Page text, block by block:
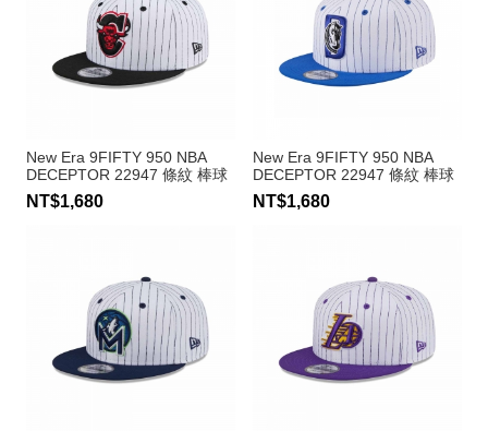
New Era 9FIFTY 950 NBA
DECEPTOR 22947 條紋 棒球
帽 公牛隊
NT$1,680
New Era 9FIFTY 950 NBA
DECEPTOR 22947 條紋 棒球
帽 公牛隊
NT$1,680